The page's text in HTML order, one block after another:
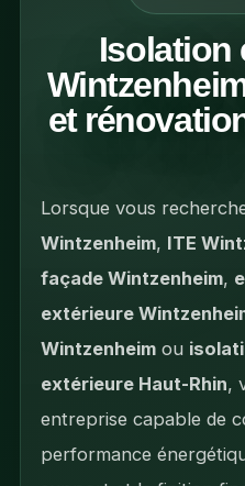
Isolation
et
Lorsque vous
Wintzenheim, ITE
façade Wintzenheim,
extérieure
Wintzenheim ou
extérieure Haut-Rhin,
entreprise capable de
performance